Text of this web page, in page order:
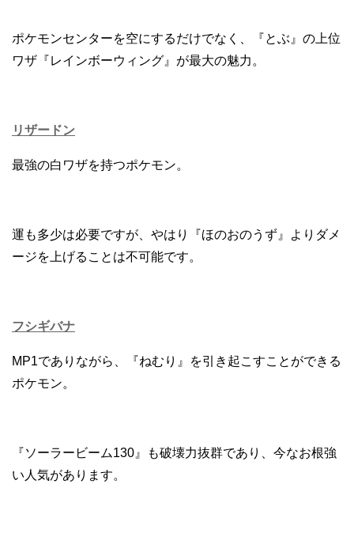
ポケモンセンターを空にするだけでなく、『とぶ』の上位
ワザ『レインボーウィング』が最大の魅力。
リザードン
最強の白ワザを持つポケモン。
運も多少は必要ですが、やはり『ほのおのうず』よりダメ
ージを上げることは不可能です。
フシギバナ
MP1でありながら、『ねむり』を引き起こすことができる
ポケモン。
『ソーラービーム130』も破壊力抜群であり、今なお根強
い人気があります。